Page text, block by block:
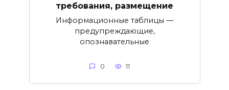
требования, размещение
Информационные таблицы —
предупреждающие,
опознавательные
0 11